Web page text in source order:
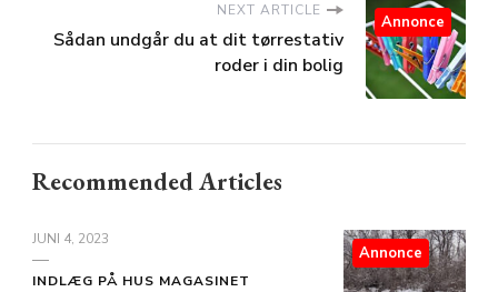
NEXT ARTICLE
Sådan undgår du at dit tørrestativ
roder i din bolig
Annonce
Recommended Articles
JUNI 4, 2023
INDLÆG PÅ HUS MAGASINET
Annonce